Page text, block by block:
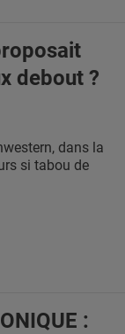
debout ?
dans la
si tabou de
: